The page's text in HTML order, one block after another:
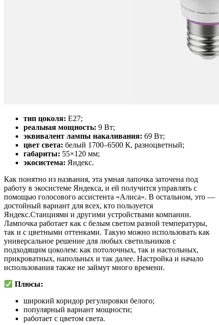
тип цоколя: E27;
реальная мощность: 9 Вт;
эквивалент лампы накаливания: 69 Вт;
цвет света: белый 1700–6500 К, разноцветный;
габариты: 55×120 мм;
экосистема: Яндекс.
Как понятно из названия, эта умная лапочка заточена под
работу в экосистеме Яндекса, и ей получится управлять с
помощью голосового ассистента «Алиса». В остальном, это —
достойный вариант для всех, кто пользуется
Яндекс.Станциями и другими устройствами компании.
Лампочка работает как с белым светом разной температуры,
так и с цветными оттенками. Такую можно использовать как
универсальное решение для любых светильников с
подходящим цоколем: как потолочных, так и настольных,
прикроватных, напольных и так далее. Настройка и начало
использования также не займут много времени.
Плюсы:
широкий коридор регулировки белого;
популярный вариант мощности;
работает с цветом света.